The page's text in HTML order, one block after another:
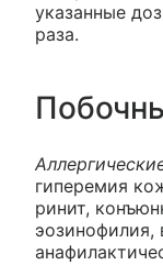
указанные
раза.
гиперемия
ринит,
эозинофилия,